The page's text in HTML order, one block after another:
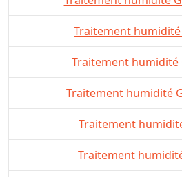
Traitement
Traitement humidité
Traitement humidité
Traitement
Traitement